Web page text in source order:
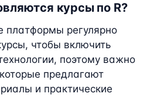
курсы по R?
платформы регулярно
чтобы включить
поэтому важно
предлагают
и практические